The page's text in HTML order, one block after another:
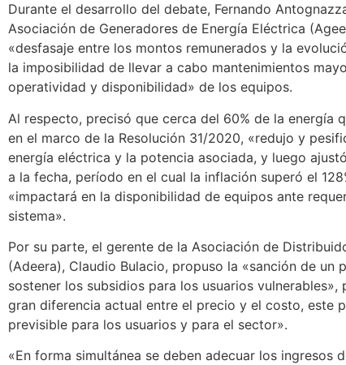
Durante el desarrollo del debate, Fernando
Asociación de Generadores de Energía Eléctrica
«desfasaje entre los montos remunerados y la
la imposibilidad de llevar a cabo mantenimientos
operatividad y disponibilidad» de los equipos.
Al respecto, precisó que cerca del 60% de la energía
en el marco de la Resolución 31/2020, «redujo y
energía eléctrica y la potencia asociada, y luego
a la fecha, período en el cual la inflación superó el
«impactará en la disponibilidad de equipos ante
sistema».
Por su parte, el gerente de la Asociación de
(Adeera), Claudio Bulacio, propuso la «sanción de un
sostener los subsidios para los usuarios vulnerables»,
gran diferencia actual entre el precio y el costo, este
previsible para los usuarios y para el sector».
«En forma simultánea se deben adecuar los ingresos